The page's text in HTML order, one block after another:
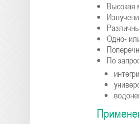
Высокая
Одно-
По